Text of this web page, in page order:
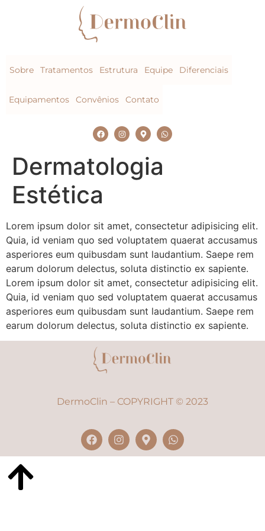
Sobre Tratamentos Estrutura Equipe Diferenciais
Equipamentos Convênios Contato
Dermatologia
Estética
Lorem ipsum dolor sit amet, consectetur adipisicing elit.
Quia, id veniam quo sed voluptatem quaerat accusamus
asperiores eum quibusdam sunt laudantium. Saepe rem
earum dolorum delectus, soluta distinctio ex sapiente.
Lorem ipsum dolor sit amet, consectetur adipisicing elit.
Quia, id veniam quo sed voluptatem quaerat accusamus
asperiores eum quibusdam sunt laudantium. Saepe rem
earum dolorum delectus, soluta distinctio ex sapiente.
DermoClin – COPYRIGHT © 2023